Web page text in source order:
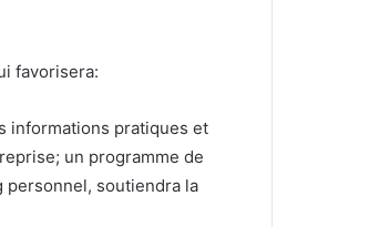
favorisera:
informations pratiques et
un programme de
personnel, soutiendra la